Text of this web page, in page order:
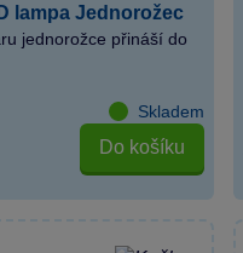
lampa Jednorožec
jednorožce přináší do
Skladem
Do košíku